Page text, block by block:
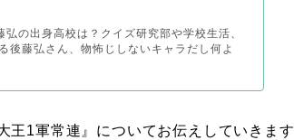
の出身高校は？クイズ研究部や学校生活、
後藤弘さん、物怖じしないキャラだし何よ
王1軍常連』についてお伝えしていきます